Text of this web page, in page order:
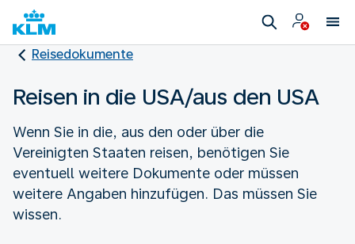
Reisedokumente
Reisen in die USA/aus den USA
Wenn Sie in die, aus den oder über die
Vereinigten Staaten reisen, benötigen Sie
eventuell weitere Dokumente oder müssen
weitere Angaben hinzufügen. Das müssen Sie
wissen.